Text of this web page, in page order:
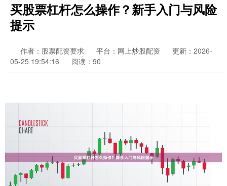
买股票杠杆怎么操作？新手入门与风险
提示
作者：股票配资要求 平台：网上炒股配资
更新：2026-
05-25 19:54:16
阅读：90